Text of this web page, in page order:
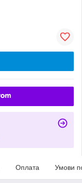
Оплата Умови